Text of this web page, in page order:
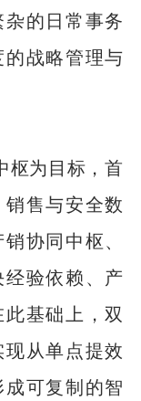
的日常事务
战略管理与
枢为目标，首
售与安全数
协同中枢、
验依赖、产
基础上，双
从单点提效
可复制的智